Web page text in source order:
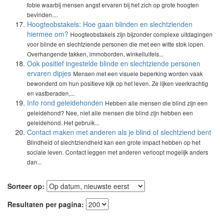
fobie waarbij mensen angst ervaren bij het zich op grote hoogten
bevinden....
Hoogteobstakels: Hoe gaan blinden en slechtzienden
hiermee om? Hoogteobstakels zijn bijzonder complexe uitdagingen
voor blinde en slechtziende personen die met een witte stok lopen.
Overhangende takken, immoborden, winkelluifels...
Ook positief ingestelde blinde en slechtziende personen
ervaren dipjes Mensen met een visuele beperking worden vaak
bewonderd om hun positieve kijk op het leven. Ze lijken veerkrachtig
en vastberaden,...
Info rond geleidehonden Hebben alle mensen die blind zijn een
geleidehond? Nee, niet alle mensen die blind zijn hebben een
geleidehond. Het gebruik...
Contact maken met anderen als je blind of slechtziend bent
Blindheid of slechtziendheid kan een grote impact hebben op het
sociale leven. Contact leggen met anderen verloopt mogelijk anders
dan...
Sorteer op:
Resultaten per pagina: